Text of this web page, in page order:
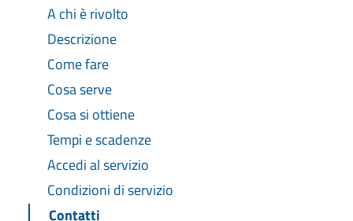
A chi è rivolto
Descrizione
Come fare
Cosa serve
Cosa si ottiene
Tempi e scadenze
Accedi al servizio
Condizioni di servizio
Contatti